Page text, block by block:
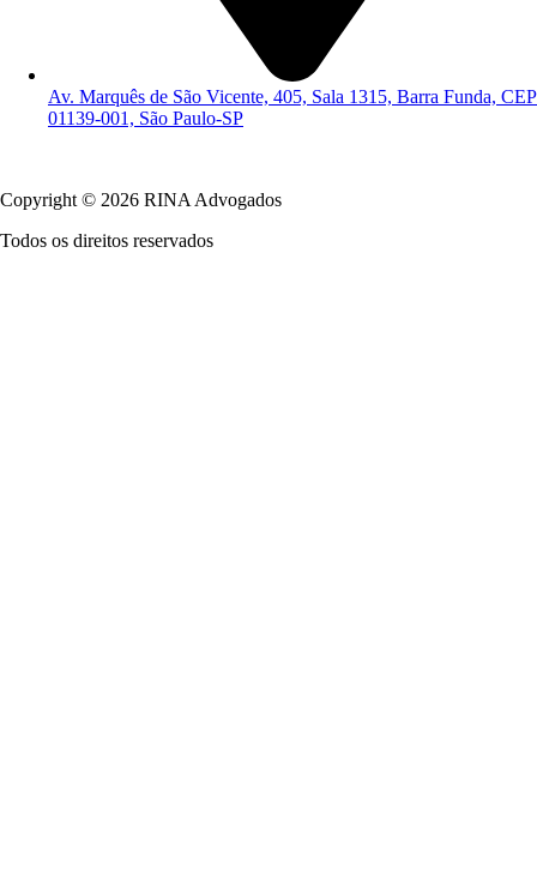
Av. Marquês de São Vicente, 405, Sala 1315, Barra Funda, CEP
01139-001, São Paulo-SP
Copyright © 2026 RINA Advogados
Todos os direitos reservados